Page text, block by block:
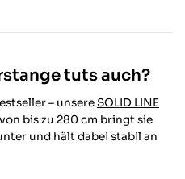
tuts auch?
– unsereSOLID LINE
bis zu 280 cm bringt sie
und hält dabei stabil an